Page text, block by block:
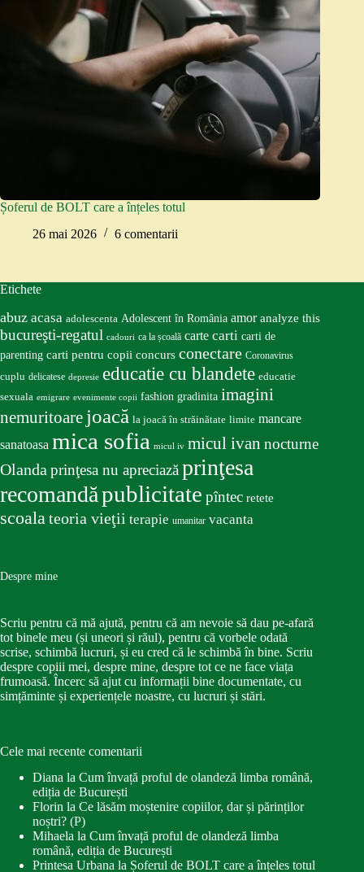
Șoferul de BOLT care a înțeles totul
26 mai 2026
6 comentarii
Etichete
abuz acasa adolescenta Adolescent în România amor analyze this
bucureşti-regatul cadouri ca la școală carte carti carti de
parenting carti pentru copii concurs conectare Coronavirus
cuplu delicatese depresie educatie cu blandete educatie
sexuala emigrare evenimente copii fashion gradinita imagini
nemuritoare joacă la joacă în străinătate limite mancare
sanatoasa mica sofia micul iv micul ivan nocturne
Olanda prinţesa nu apreciază prinţesa
recomandăpublicitate pîntec retete
scoala teoria vieţii terapie umanitar vacanta
Despre mine
Scriu pentru că mă ajută, pentru că am nevoie să dau pe-afară
tot binele meu (și uneori și răul), pentru că vorbele odată
scrise, schimbă lucruri, și eu cred că le schimbă în bine. Scriu
despre copiii mei, despre mine, despre tot ce ne face viața
frumoasă. Încerc să ajut cu informații bine documentate, cu
simțăminte și experiențele noastre, cu lucruri și stări.
Cele mai recente comentarii
Diana la Cum învață proful de olandeză limba română,
ediția de București
Florin la Ce lăsăm moștenire copiilor, dar și părinților
noștri? (P)
Mihaela la Cum învață proful de olandeză limba
română, ediția de București
Printesa Urbana la Șoferul de BOLT care a înțeles totul